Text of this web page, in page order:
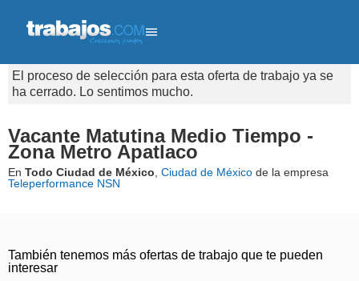
El proceso de selección para esta oferta de trabajo ya se
ha cerrado. Lo sentimos mucho.
Vacante Matutina Medio Tiempo -
Zona Metro Apatlaco
En Todo Ciudad de México Ciudad de México de la empresa
Teleperformance NSN
También tenemos más ofertas de trabajo que te pueden
interesar